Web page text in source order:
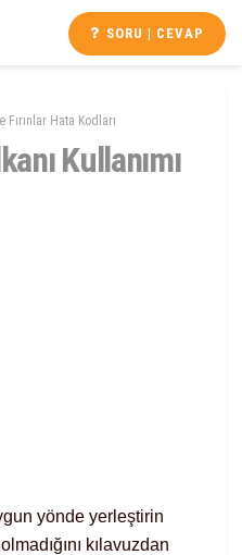
SORU | CEVAP
Fırınlar Hata Kodları
Kullanımı
yönde yerleştirin
kılavuzdan